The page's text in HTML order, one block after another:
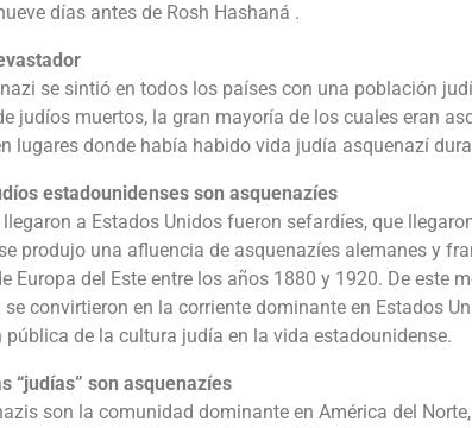
días antes de Rosh Hashaná .
se sintió en todos los países con una población
judíos muertos, la gran mayoría de los cuales eran
lugares donde había habido vida judía asquenazí
estadounidenses son asquenazíes
a Estados Unidos fueron sefardíes, que
produjo una afluencia de asquenazíes alemanes y
Europa del Este entre los años 1880 y 1920. De este
se convirtieron en la corriente dominante en Estados
pública de la cultura judía en la vida estadounidense.
“judías” son asquenazíes
son la comunidad dominante en América del